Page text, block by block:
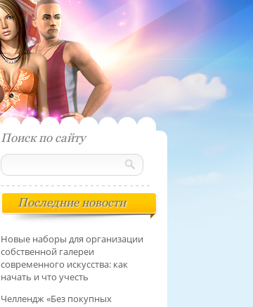
Поиск по сайту
Последние новости
Новые наборы для организации
собственной галереи
современного искусства: как
начать и что учесть
Челлендж «Без покупных